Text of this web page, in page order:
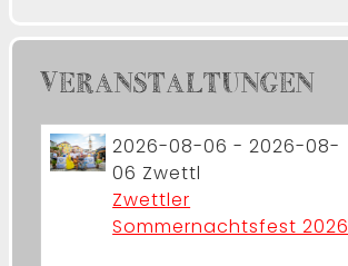
VERANSTALTUNGEN
2026-08-06 - 2026-08-
06 Zwettl
Zwettler
Sommernachtsfest 2026